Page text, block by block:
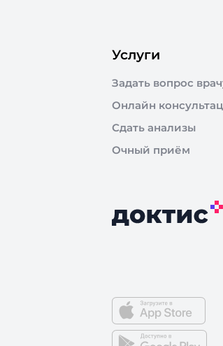
Услуги
Задать вопрос
Онлайн
Сдать анализы
Очный приём